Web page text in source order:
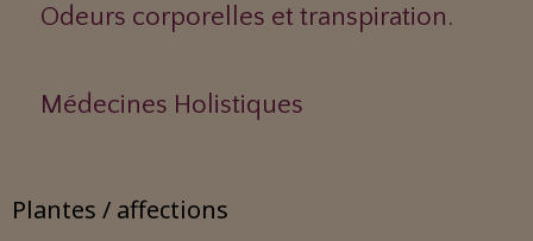
Odeurs corporelles et transpiration.
Médecines Holistiques
Plantes / affections